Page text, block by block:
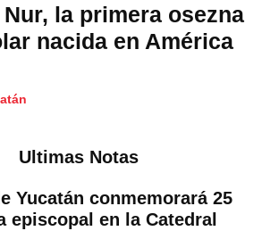
la primera osezna
nacida en América
Ultimas Notas
Yucatán conmemorará 25
episcopal en la Catedral